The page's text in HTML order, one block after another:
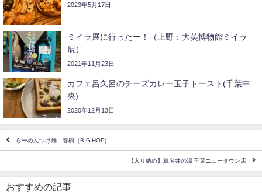
2023年5月17日
ミイラ展に行ったー！（上野：大英博物館ミイラ
展）
2021年11月23日
カフェ呂久呂のチーズカレー玉子トースト(千葉中
央)
2020年12月13日
らーめんつけ麺 春樹（BIG HOP)
【入り納め】真名井の湯 千葉ニュータウン店
おすすめの記事